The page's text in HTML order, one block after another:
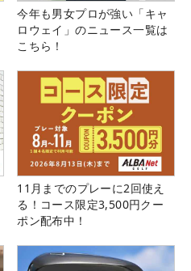
今年も男女プロが強い「キャ
ロウェイ」のニュース一覧は
こちら！
11月までのプレーに2回使え
る！コース限定3,500円クー
ポン配布中！